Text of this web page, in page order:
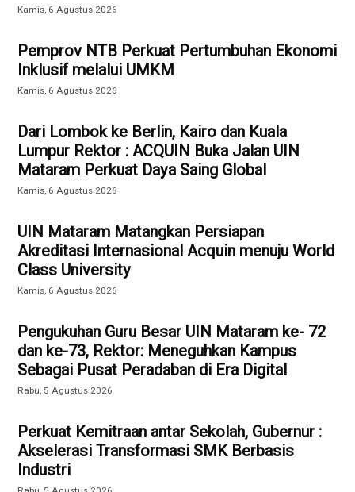
Kamis, 6 Agustus 2026
Pemprov NTB Perkuat Pertumbuhan Ekonomi
Inklusif melalui UMKM
Kamis, 6 Agustus 2026
Dari Lombok ke Berlin, Kairo dan Kuala
Lumpur Rektor : ACQUIN Buka Jalan UIN
Mataram Perkuat Daya Saing Global
Kamis, 6 Agustus 2026
UIN Mataram Matangkan Persiapan
Akreditasi Internasional Acquin menuju World
Class University
Kamis, 6 Agustus 2026
Pengukuhan Guru Besar UIN Mataram ke- 72
dan ke-73, Rektor: Meneguhkan Kampus
Sebagai Pusat Peradaban di Era Digital
Rabu, 5 Agustus 2026
Perkuat Kemitraan antar Sekolah, Gubernur :
Akselerasi Transformasi SMK Berbasis
Industri